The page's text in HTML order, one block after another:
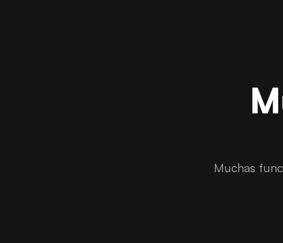
Muchas